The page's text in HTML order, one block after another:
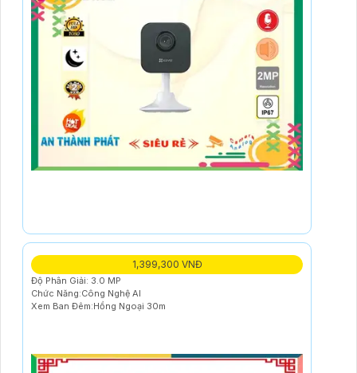
1,399,300 VNĐ
Độ Phân Giải: 3.0 MP
Chức Năng:Công Nghệ AI
Xem Ban Đêm:Hồng Ngoại 30m